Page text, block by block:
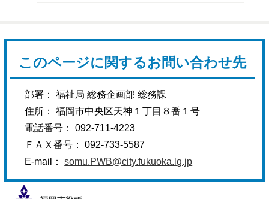
このページに関するお問い合わせ先
部署： 福祉局 総務企画部 総務課
住所： 福岡市中央区天神１丁目８番１号
電話番号： 092-711-4223
ＦＡＸ番号： 092-733-5587
E-mail：somu.PWB@city.fukuoka.lg.jp